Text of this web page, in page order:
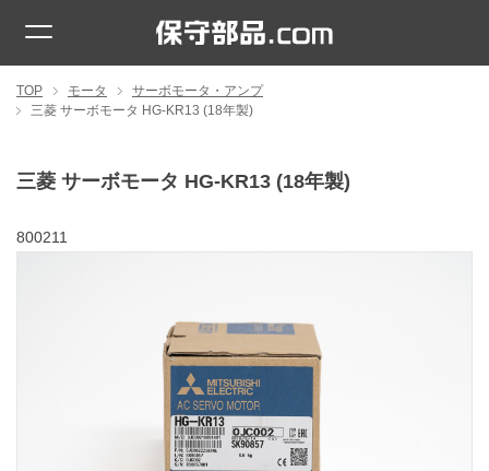
TOP モータ
サーボモータ・アンプ
三菱 サーボモータ HG-KR13 (18年製)
三菱 サーボモータ HG-KR13 (18年製)
800211